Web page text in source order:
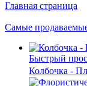
Главная страница
Самые
Быстрый
Колбочка -